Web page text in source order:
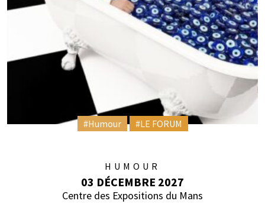
#Humour #LE FORUM
HUMOUR
03 DÉCEMBRE 2027
Centre des Expositions du Mans